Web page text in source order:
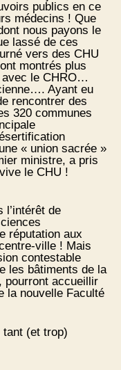
publics en ce
médecins ! Que
nous payons le
lassé de ces
vers des CHU
montrés plus
avec le CHRO…
Ayant eu
rencontrer des
320 communes
« union sacrée »
ministre, a pris
le CHU !
l’intérêt de
réputation aux
ville ! Mais
contestable
les bâtiments de la
pourront accueillir
la nouvelle Faculté
tant (et trop)